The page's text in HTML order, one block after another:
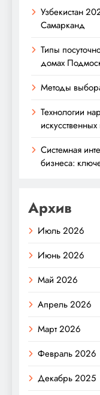
Узбекистан
Самарканд
Типы
домах
Методы
Технологии
искусственных
Системная
бизнеса:
Архив
Июль 2026
Июнь 2026
Май 2026
Апрель 2026
Март 2026
Февраль 2026
Декабрь 2025